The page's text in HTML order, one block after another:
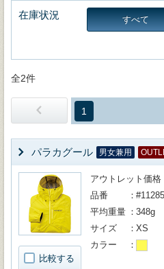
在庫状況 すべて
全2件
1
パラカグール 男女兼用
比較する
アウトレット価格
品番
平均重量
348g
サイズ
XS
カラー